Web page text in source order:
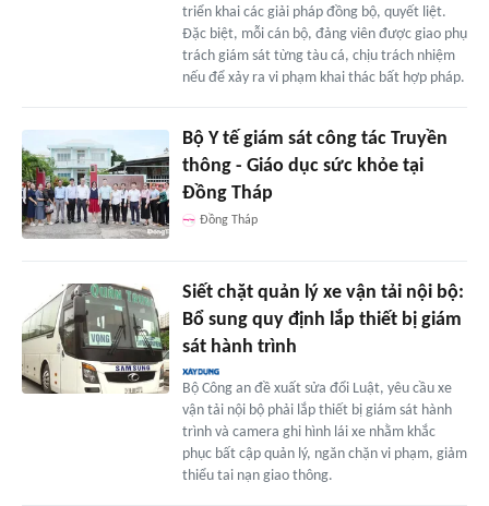
triển khai các giải pháp đồng bộ, quyết liệt.
Đặc biệt, mỗi cán bộ, đảng viên được giao phụ
trách giám sát từng tàu cá, chịu trách nhiệm
nếu để xảy ra vi phạm khai thác bất hợp pháp.
Bộ Y tế giám sát công tác Truyền
thông - Giáo dục sức khỏe tại
Đồng Tháp
Đồng Tháp
Siết chặt quản lý xe vận tải nội bộ:
Bổ sung quy định lắp thiết bị giám
sát hành trình
Bộ Công an đề xuất sửa đổi Luật, yêu cầu xe
vận tải nội bộ phải lắp thiết bị giám sát hành
trình và camera ghi hình lái xe nhằm khắc
phục bất cập quản lý, ngăn chặn vi phạm, giảm
thiểu tai nạn giao thông.